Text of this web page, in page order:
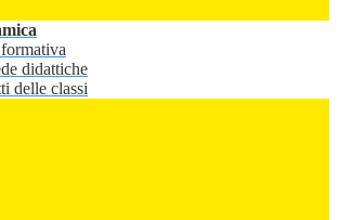
didattiche
delle classi